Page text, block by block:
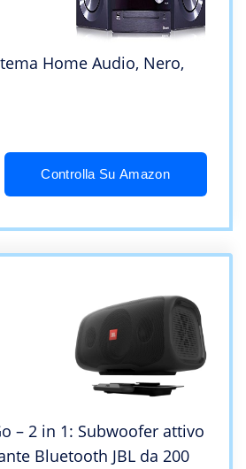
Home Audio, Nero,
Controlla Su Amazon
– 2 in 1: Subwoofer attivo
Bluetooth JBL da 200